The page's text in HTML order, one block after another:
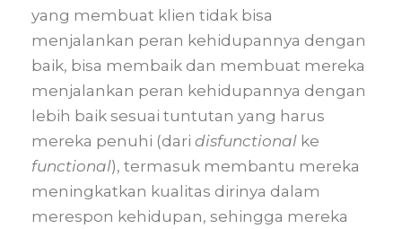
yang membuat klien tidak bisa
menjalankan peran kehidupannya dengan
baik, bisa membaik dan membuat mereka
menjalankan peran kehidupannya dengan
lebih baik sesuai tuntutan yang harus
mereka penuhi (dari disfunctional ke
functional), termasuk membantu mereka
meningkatkan kualitas dirinya dalam
merespon kehidupan, sehingga mereka